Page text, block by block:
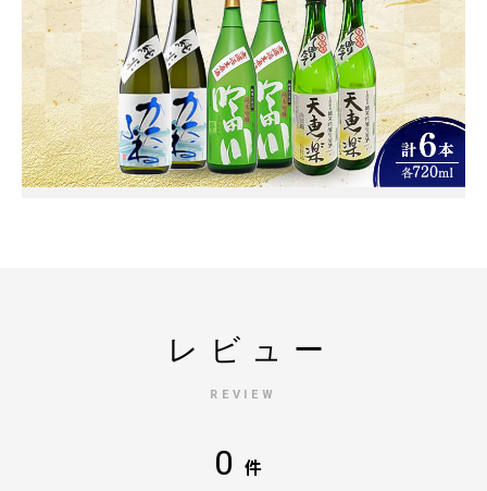
レビュー
REVIEW
0 件